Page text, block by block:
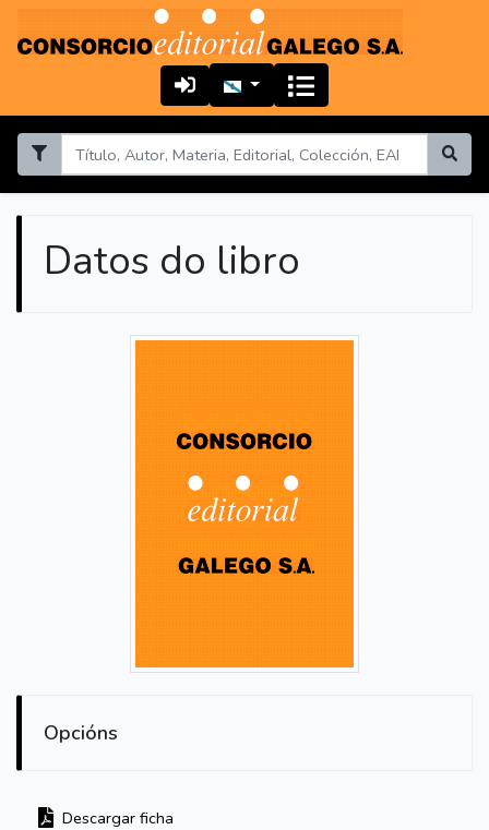
Datos do libro
Opcións
Descargar ficha